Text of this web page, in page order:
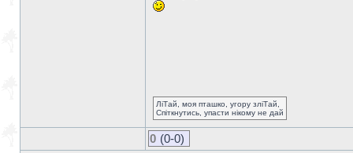
ЛіТай, моя пташко, угору зліТай,
Спіткнутись, упасти нікому не дай
0 (0-0)